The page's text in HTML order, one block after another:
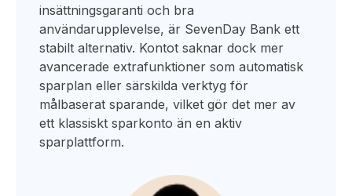
insättningsgaranti och bra
användarupplevelse, är SevenDay Bank ett
stabilt alternativ. Kontot saknar dock mer
avancerade extrafunktioner som automatisk
sparplan eller särskilda verktyg för
målbaserat sparande, vilket gör det mer av
ett klassiskt sparkonto än en aktiv
sparplattform.